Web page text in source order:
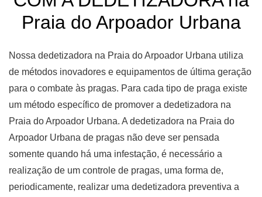
Praia do Arpoador Urbana
Nossa dedetizadora na Praia do Arpoador Urbana utiliza
de métodos inovadores e equipamentos de última geração
para o combate às pragas. Para cada tipo de praga existe
um método específico de promover a dedetizadora na
Praia do Arpoador Urbana. A dedetizadora na Praia do
Arpoador Urbana de pragas não deve ser pensada
somente quando há uma infestação, é necessário a
realização de um controle de pragas, uma forma de,
periodicamente, realizar uma dedetizadora preventiva a